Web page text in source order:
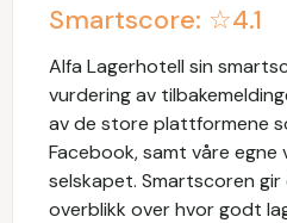
Smartscore: ☆4.1
Alfa Lagerhotell sin
vurdering av
av de store plattformene
Facebook, samt våre egne
selskapet. Smartscoren
overblikk over hvor godt